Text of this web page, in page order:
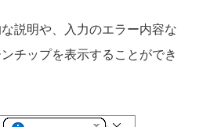
説明や、入力のエラー内容な
チップを表示することができ